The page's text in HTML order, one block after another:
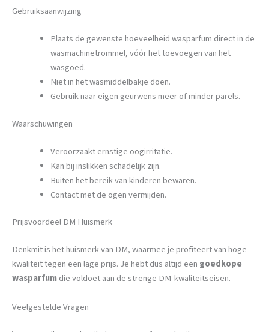
Gebruiksaanwijzing
Plaats de gewenste hoeveelheid wasparfum direct in de
wasmachinetrommel, vóór het toevoegen van het
wasgoed.
Niet in het wasmiddelbakje doen.
Gebruik naar eigen geurwens meer of minder parels.
Waarschuwingen
Veroorzaakt ernstige oogirritatie.
Kan bij inslikken schadelijk zijn.
Buiten het bereik van kinderen bewaren.
Contact met de ogen vermijden.
Prijsvoordeel DM Huismerk
Denkmit is het huismerk van DM, waarmee je profiteert van hoge
kwaliteit tegen een lage prijs. Je hebt dus altijd een goedkope
wasparfumdie voldoet aan de strenge DM-kwaliteitseisen.
Veelgestelde Vragen